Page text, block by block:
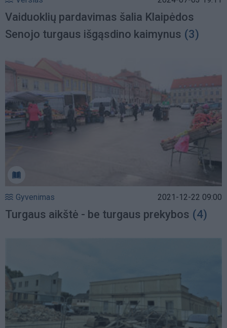
Vaiduoklių pardavimas šalia Klaipėdos
Senojo turgaus išgąsdino kaimynus (3)
Gyvenimas 2021-12-22 09:00
Turgaus aikštė - be turgaus prekybos (4)